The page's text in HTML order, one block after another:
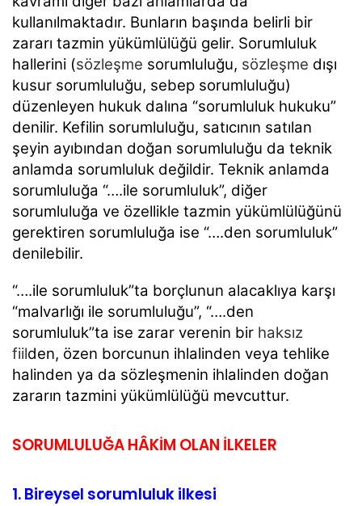
kullanılmaktadır. Bunların başında belirli bir
zararı tazmin yükümlülüğü gelir. Sorumluluk
hallerini (sözleşme sorumluluğu, sözleşme dışı
kusur sorumluluğu, sebep sorumluluğu)
düzenleyen hukuk dalına “sorumluluk hukuku”
denilir. Kefilin sorumluluğu, satıcının satılan
şeyin ayıbından doğan sorumluluğu da teknik
anlamda sorumluluk değildir. Teknik anlamda
sorumluluğa “….ile sorumluluk”, diğer
sorumluluğa ve özellikle tazmin yükümlülüğünü
gerektiren sorumluluğa ise “….den sorumluluk”
denilebilir.
“….ile sorumluluk”ta borçlunun alacaklıya karşı
“malvarlığı ile sorumluluğu”, “….den
sorumluluk”ta ise zarar verenin bir haksız
fiilden, özen borcunun ihlalinden veya tehlike
halinden ya da sözleşmenin ihlalinden doğan
zararın tazmini yükümlülüğü mevcuttur.
SORUMLULUĞA HÂKİM OLAN İLKELER
1. Bireysel sorumluluk ilkesi